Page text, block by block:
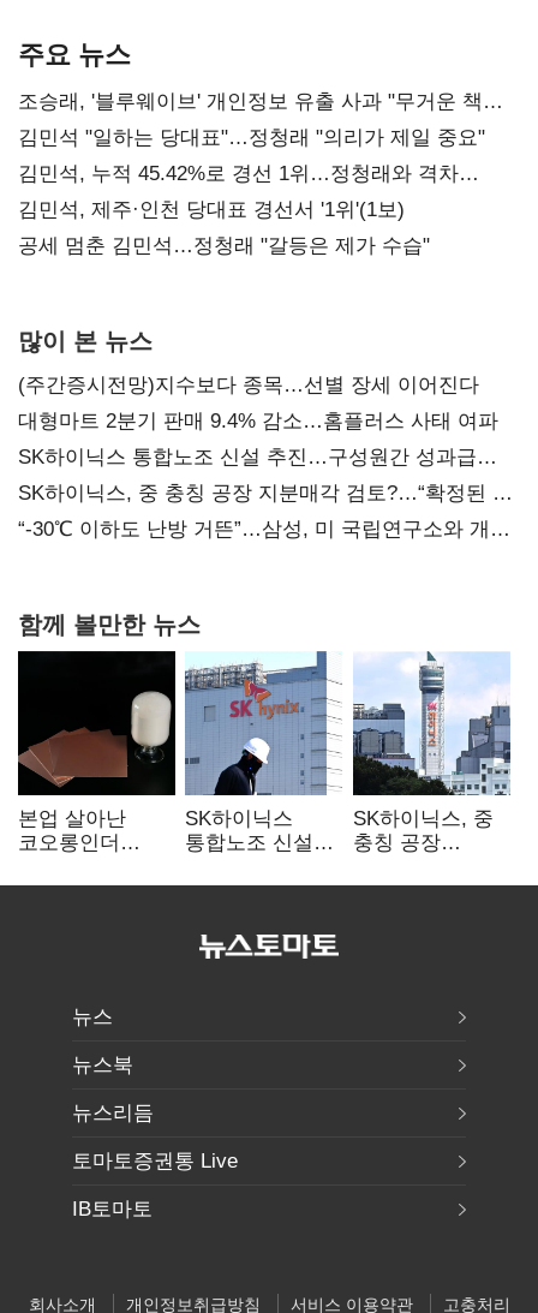
주요 뉴스
조승래, '블루웨이브' 개인정보 유출 사과 "무거운 책임
통감"
김민석 "일하는 당대표"…정청래 "의리가 제일 중요"
김민석, 누적 45.42%로 경선 1위…정청래와 격차
0.86%p(2보)
김민석, 제주·인천 당대표 경선서 '1위'(1보)
공세 멈춘 김민석…정청래 "갈등은 제가 수습"
많이 본 뉴스
(주간증시전망)지수보다 종목…선별 장세 이어진다
대형마트 2분기 판매 9.4% 감소…홈플러스 사태 여파
SK하이닉스 통합노조 신설 추진…구성원간 성과급
불만 확산
SK하이닉스, 중 충칭 공장 지분매각 검토?…“확정된 바
없어”
“-30℃ 이하도 난방 거뜬”…삼성, 미 국립연구소와 개발
함께 볼만한 뉴스
본업 살아난
코오롱인더
배터리 소재로
SK하이닉스
통합노조 신설
성과급 불만 확산
SK하이닉스, 중
충칭 공장
검토?…“확정된
뉴스
뉴스북
뉴스리듬
토마토증권통 Live
IB토마토
회사소개 개인정보취급방침 서비스 이용약관 고충처리